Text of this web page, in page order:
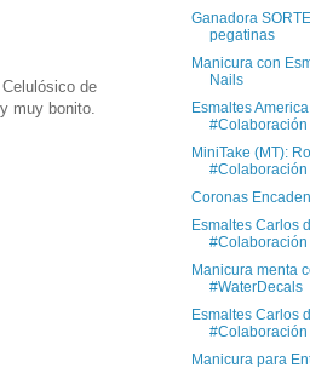
de
muy bonito.
Ganadora
pegatinas
Manicura con
Nails
Esmaltes
#Colaboración
MiniTake (MT):
#Colaboración
Coronas
Esmaltes Carlos
#Colaboración
Manicura menta
#WaterDecals
Esmaltes Carlos
#Colaboración
Manicura para